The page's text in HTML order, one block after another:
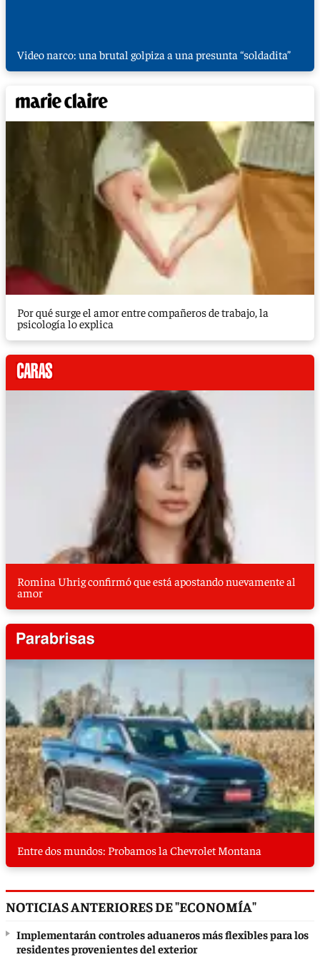
Video narco: una brutal golpiza a una presunta “soldadita”
Por qué surge el amor entre compañeros de trabajo, la
psicología lo explica
Romina Uhrig confirmó que está apostando nuevamente al
amor
Entre dos mundos: Probamos la Chevrolet Montana
NOTICIAS ANTERIORES DE "ECONOMÍA"
Implementarán controles aduaneros más flexibles para los
residentes provenientes del exterior